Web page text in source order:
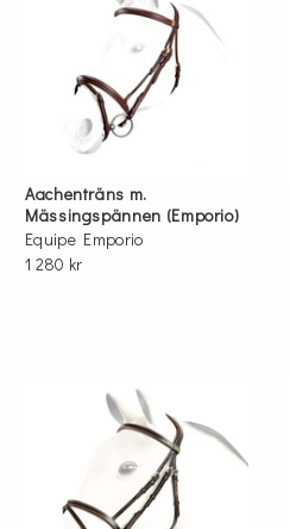
Aachenträns m.
Mässingspännen (Emporio)
Equipe Emporio
1 280 kr